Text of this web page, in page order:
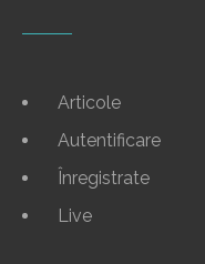
Articole
Autentificare
Înregistrate
Live